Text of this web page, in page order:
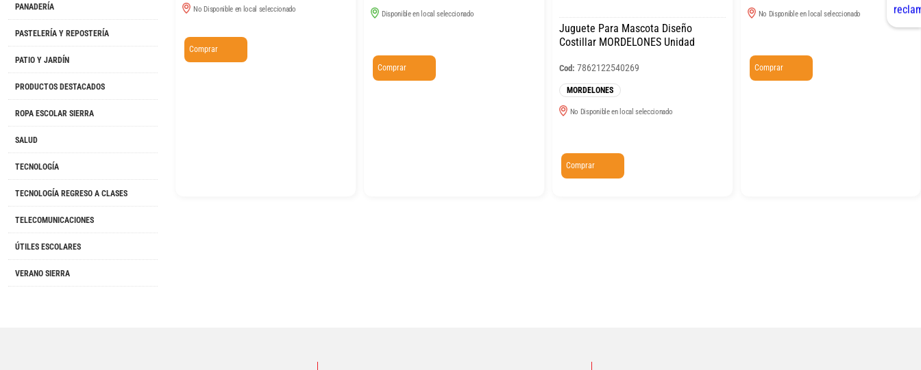
PANADERÍA
PASTELERÍA Y REPOSTERÍA
PATIO Y JARDÍN
PRODUCTOS DESTACADOS
ROPA ESCOLAR SIERRA
SALUD
TECNOLOGÍA
TECNOLOGÍA REGRESO A CLASES
TELECOMUNICACIONES
ÚTILES ESCOLARES
VERANO SIERRA
No Disponible en local seleccionado
Comprar
Disponible en local seleccionado
Comprar
Juguete Para Mascota Diseño
Costillar MORDELONES Unidad
Cod: 7862122540269
MORDELONES
No Disponible en local seleccionado
Comprar
No Disponible en local seleccionado
Comprar